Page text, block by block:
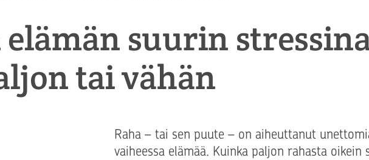
elämän suurin
tai vähän
Raha – tai sen puute – on aiheuttanut
vaiheessa elämää. Kuinka paljon rahasta oikein